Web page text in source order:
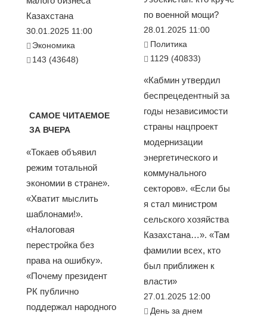
Казахстана
30.01.2025 11:00
Экономика
143 (43648)
САМОЕ ЧИТАЕМОЕ
ЗА ВЧЕРА
«Токаев объявил
режим тотальной
экономии в стране».
«Хватит мыслить
шаблонами!».
«Налоговая
перестройка без
права на ошибку».
«Почему президент
РК публично
поддержал народного
по военной мощи?
28.01.2025 11:00
Политика
1129 (40833)
«Кабмин утвердил
беспрецедентный за
годы независимости
страны нацпроект
модернизации
энергетического и
коммунального
секторов». «Если бы
я стал министром
сельского хозяйства
Казахстана…». «Там
фамилии всех, кто
был приближен к
власти»
27.01.2025 12:00
День за днем